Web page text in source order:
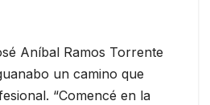
Aníbal Ramos Torrente
un camino que
“Comencé en la